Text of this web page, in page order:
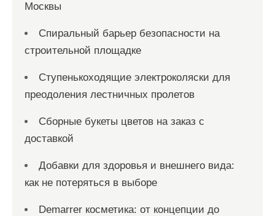
Москвы
Спиральный барьер безопасности на
строительной площадке
Ступенькоходящие электроколяски для
преодоления лестничных пролетов
Сборные букеты цветов на заказ с
доставкой
Добавки для здоровья и внешнего вида:
как не потеряться в выборе
Demarrer косметика: от концепции до